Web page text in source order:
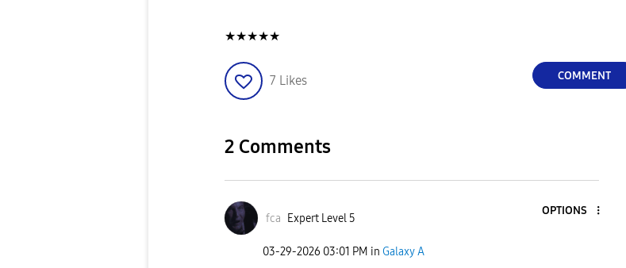
★★★★★
7 Likes COMMENT
2 Comments
fca Expert Level 5
OPTIONS
‎03-29-2026 03:01 PM in Galaxy A